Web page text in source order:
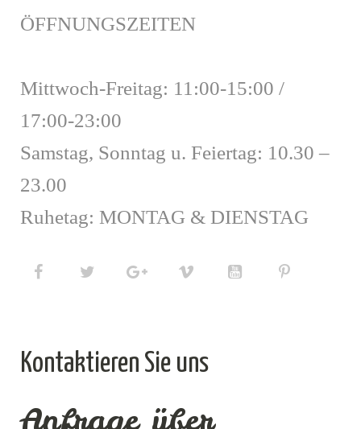
ÖFFNUNGSZEITEN
Mittwoch-Freitag: 11:00-15:00 /
17:00-23:00
Samstag, Sonntag u. Feiertag: 10.30 –
23.00
Ruhetag: MONTAG & DIENSTAG
Kontaktieren Sie uns
Anfrage über